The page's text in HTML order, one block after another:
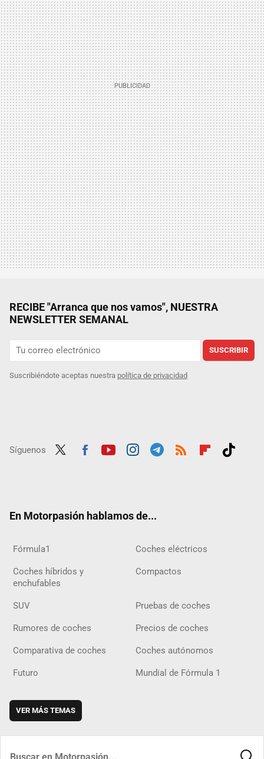
RECIBE "Arranca que nos vamos", NUESTRA
NEWSLETTER SEMANAL
SUSCRIBIR
Suscribiéndote aceptas nuestra política de privacidad
Síguenos
En Motorpasión hablamos de...
Fórmula1 Coches eléctricos
Coches híbridos y
enchufables
Compactos
SUV Pruebas de coches
Rumores de coches Precios de coches
Comparativa de coches Coches autónomos
Futuro Mundial de Fórmula 1
VER MÁS TEMAS